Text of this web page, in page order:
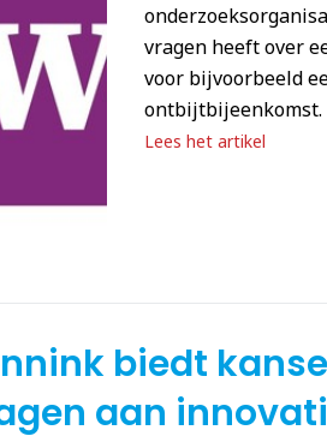
vragen heeft over
voor bijvoorbeeld
ontbijtbijeenkomst.
Lees het artikel
biedt
aan